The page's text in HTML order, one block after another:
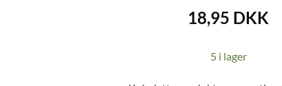
18,95 DKK
5 i lager